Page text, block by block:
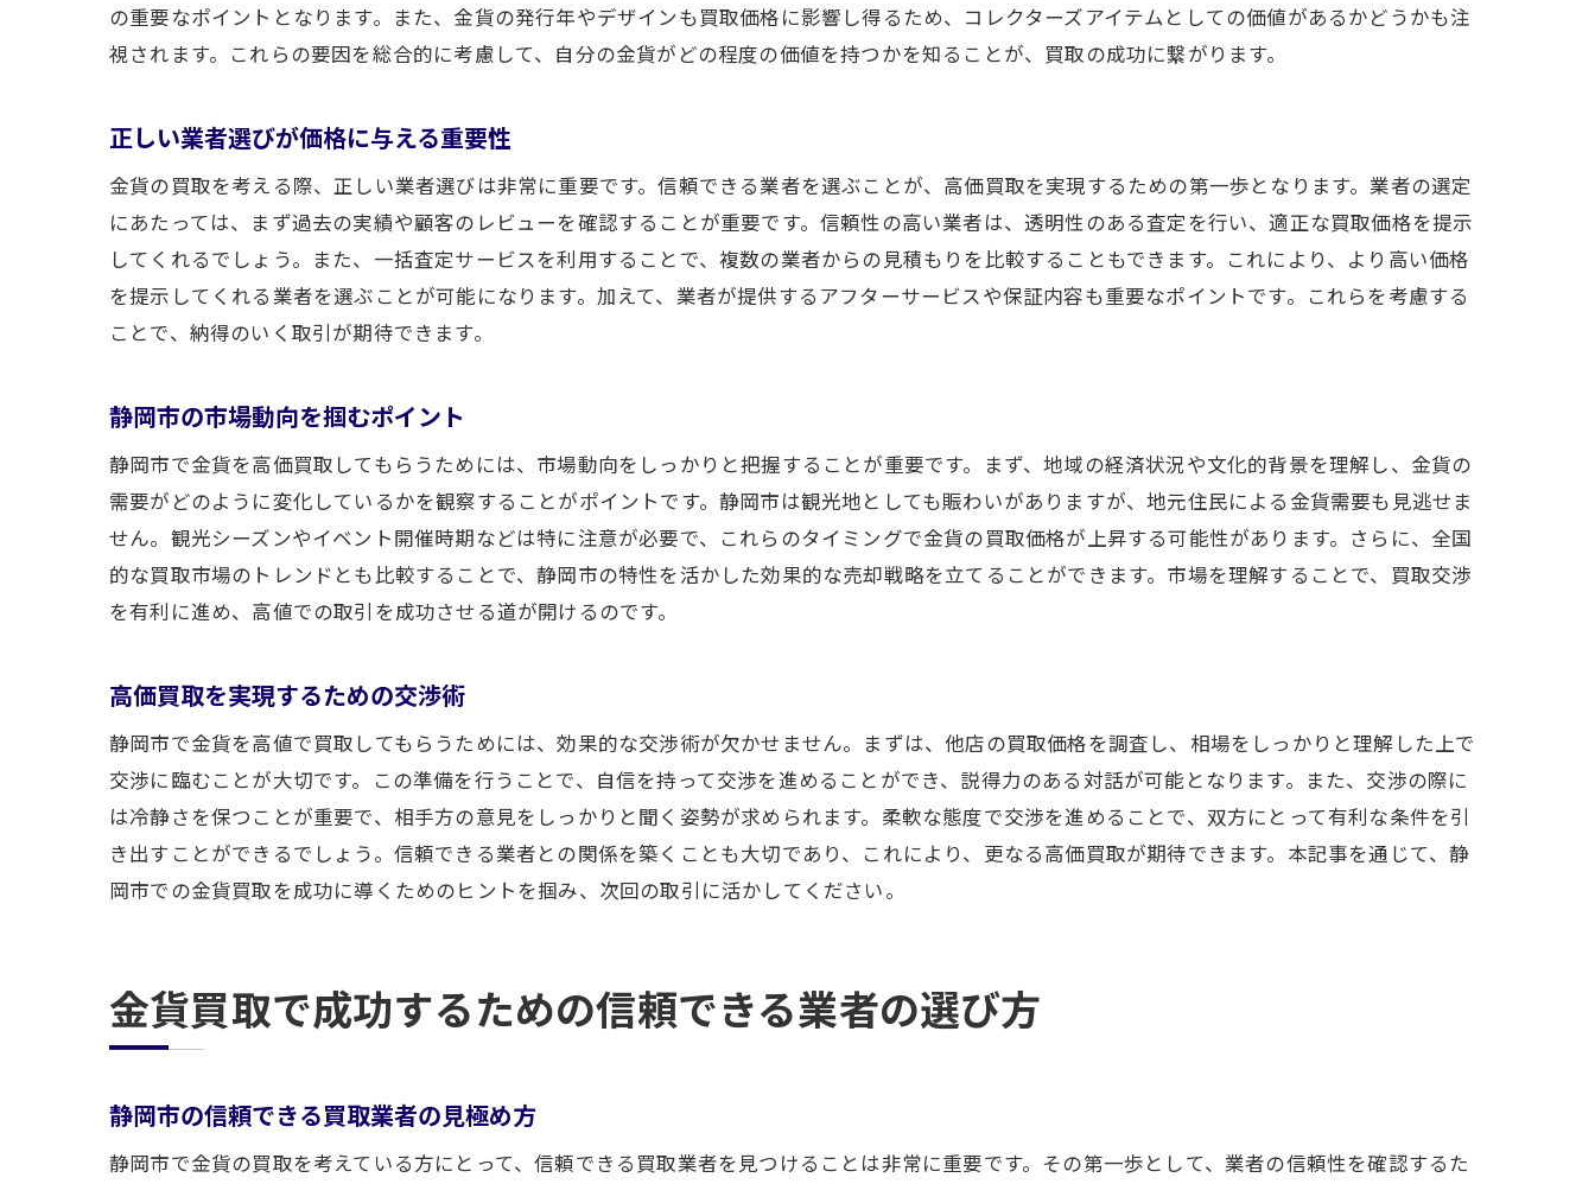
静岡市における成功事例からのアプローチ
高価査定を受けるための事前調査の重要性
信頼性の高い情報源を活用する
静岡市の買取市場での情報収集術
調査結果を元にした価格交渉のコツ
静岡市での業者選びの基準
価格以外に考慮すべきサービス内容
比較結果を元に最良の選択をするには
納得のいく買取を実現するための心得
トラブルを避けるための事前チェック
信頼できる業者との透明な取引の重要性
売却時に知っておくべき法的知識
安心して売却するための心構え
静岡市の金貨取引でのセキュリティ対策
の重要なポイントとなります。また、金貨の発行年やデザインも買取価格に影響し得るため、コレクターズアイテムとしての価値があるかどうかも注
視されます。これらの要因を総合的に考慮して、自分の金貨がどの程度の価値を持つかを知ることが、買取の成功に繋がります。
正しい業者選びが価格に与える重要性
金貨の買取を考える際、正しい業者選びは非常に重要です。信頼できる業者を選ぶことが、高価買取を実現するための第一歩となります。業者の選定
にあたっては、まず過去の実績や顧客のレビューを確認することが重要です。信頼性の高い業者は、透明性のある査定を行い、適正な買取価格を提示
してくれるでしょう。また、一括査定サービスを利用することで、複数の業者からの見積もりを比較することもできます。これにより、より高い価格
を提示してくれる業者を選ぶことが可能になります。加えて、業者が提供するアフターサービスや保証内容も重要なポイントです。これらを考慮する
ことで、納得のいく取引が期待できます。
静岡市の市場動向を掴むポイント
静岡市で金貨を高価買取してもらうためには、市場動向をしっかりと把握することが重要です。まず、地域の経済状況や文化的背景を理解し、金貨の
需要がどのように変化しているかを観察することがポイントです。静岡市は観光地としても賑わいがありますが、地元住民による金貨需要も見逃せま
せん。観光シーズンやイベント開催時期などは特に注意が必要で、これらのタイミングで金貨の買取価格が上昇する可能性があります。さらに、全国
的な買取市場のトレンドとも比較することで、静岡市の特性を活かした効果的な売却戦略を立てることができます。市場を理解することで、買取交渉
を有利に進め、高値での取引を成功させる道が開けるのです。
高価買取を実現するための交渉術
静岡市で金貨を高値で買取してもらうためには、効果的な交渉術が欠かせません。まずは、他店の買取価格を調査し、相場をしっかりと理解した上で
交渉に臨むことが大切です。この準備を行うことで、自信を持って交渉を進めることができ、説得力のある対話が可能となります。また、交渉の際に
は冷静さを保つことが重要で、相手方の意見をしっかりと聞く姿勢が求められます。柔軟な態度で交渉を進めることで、双方にとって有利な条件を引
き出すことができるでしょう。信頼できる業者との関係を築くことも大切であり、これにより、更なる高価買取が期待できます。本記事を通じて、静
岡市での金貨買取を成功に導くためのヒントを掴み、次回の取引に活かしてください。
金貨買取で成功するための信頼できる業者の選び方
静岡市の信頼できる買取業者の見極め方
静岡市で金貨の買取を考えている方にとって、信頼できる買取業者を見つけることは非常に重要です。その第一歩として、業者の信頼性を確認するた